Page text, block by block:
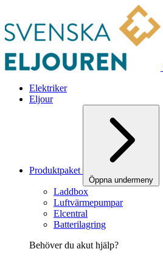
Elektriker
Eljour
Produktpaket
Öppna undermeny
Laddbox
Luftvärmepumpar
Elcentral
Batterilagring
Behöver du akut hjälp?